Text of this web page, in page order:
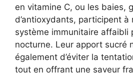
en vitamine C, ou les baies,
d’antioxydants, participent à
système immunitaire affaibli
nocturne. Leur apport sucré
également d’éviter la
tout en offrant une saveur